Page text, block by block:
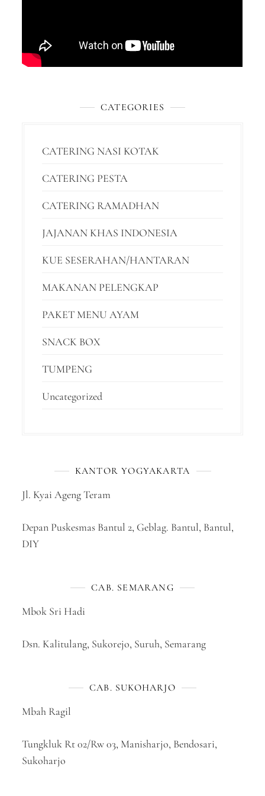
CATEGORIES
CATERING NASI KOTAK
CATERING PESTA
CATERING RAMADHAN
JAJANAN KHAS INDONESIA
KUE SESERAHAN/HANTARAN
MAKANAN PELENGKAP
PAKET MENU AYAM
SNACK BOX
TUMPENG
Uncategorized
KANTOR YOGYAKARTA
Jl. Kyai Ageng Teram
Depan Puskesmas Bantul 2, Geblag. Bantul, Bantul,
DIY
CAB. SEMARANG
Mbok Sri Hadi
Dsn. Kalitulang, Sukorejo, Suruh, Semarang
CAB. SUKOHARJO
Mbah Ragil
Tungkluk Rt 02/Rw 03, Manisharjo, Bendosari,
Sukoharjo